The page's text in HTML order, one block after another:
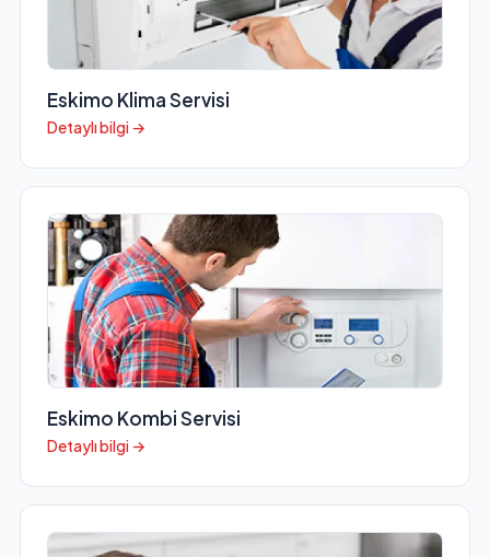
Eskimo Klima Servisi
Detaylı bilgi →
Eskimo Kombi Servisi
Detaylı bilgi →